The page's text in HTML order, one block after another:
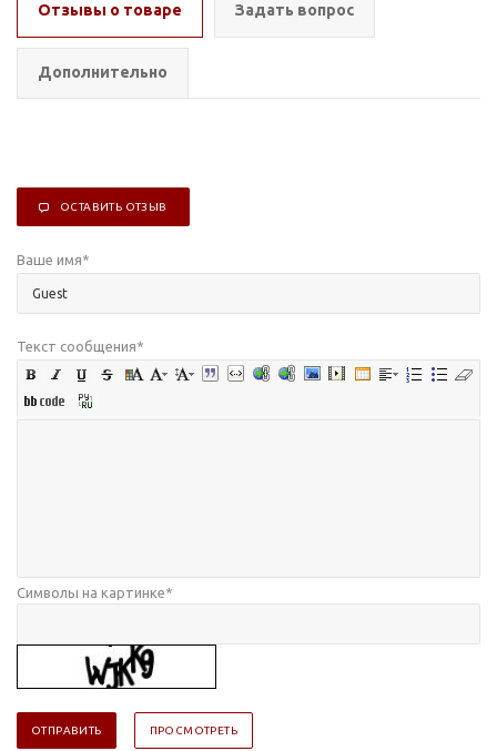
Отзывы о товаре Задать вопрос
Дополнительно
ОСТАВИТЬ ОТЗЫВ
Ваше имя*
Текст сообщения*
Символы на картинке*